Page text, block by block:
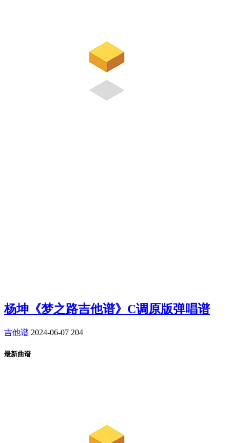
杨坤《梦之路吉他谱》C调原版弹唱谱
吉他谱 2024-06-07 204
最新曲谱